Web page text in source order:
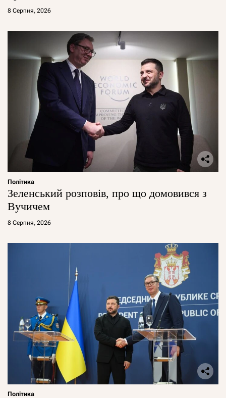
8 Серпня, 2026
Політика
Зеленський розповів, про що домовився з
Вучичем
8 Серпня, 2026
Політика